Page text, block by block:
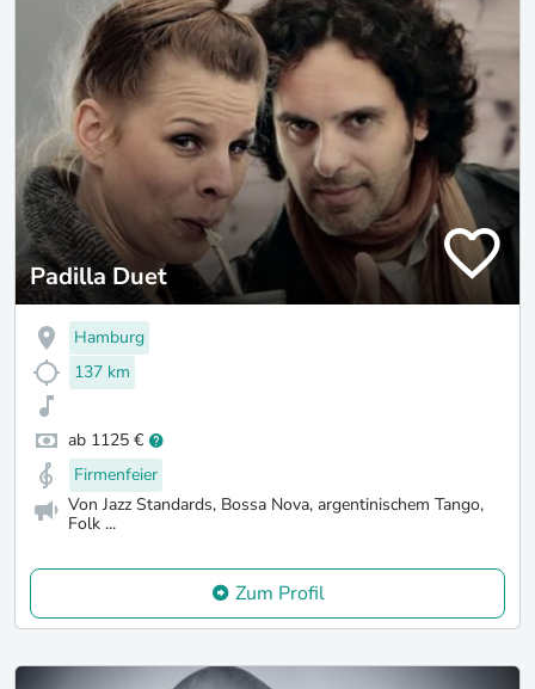
Padilla Duet
Hamburg
137 km
ab 1125 €
Firmenfeier
Von Jazz Standards, Bossa Nova, argentinischem Tango,
Folk ...
Zum Profil